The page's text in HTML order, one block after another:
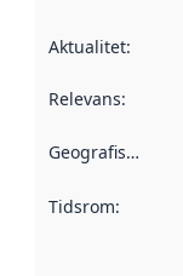
Aktualitet:
Relevans:
Geografisk område
Tidsrom: